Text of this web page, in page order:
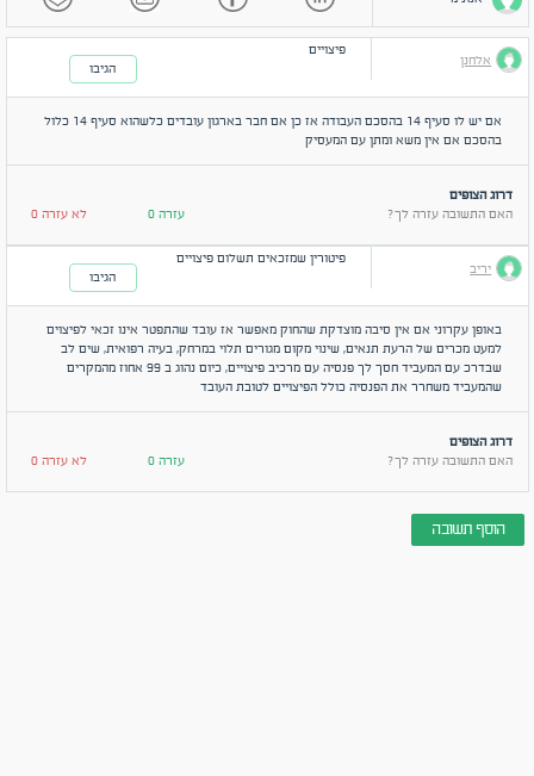
אלחנן
פיצויים
הגיבו
אם יש לו סעיף 14 בהסכם העבודה אז כן אם חבר בארגון עובדים כלשהוא סעיף 14 כלול
בהסכם אם אין משא ומתן עם המעסיק
דרוג הצופים
האם התשובה עזרה לך?
עזרה 0 לא עזרה 0
יריב
פיטורין שמזכאים תשלום פיצויים
הגיבו
באופן עקרוני אם אין סיבה מוצדקת שהחוק מאפשר אז עובד שהתפטר אינו זכאי לפיצוים
למעט מכרים של הרעת תנאים, שינוי מקום מגורים תלוי במרחק, בעיה רפואית, שים לב
שבדרכ עם המעביד חסך לך פנסיה עם מרכיב פיצויים, כיום נהוג ב 99 אחוז מהמקרים
שהמעביד משחרר את הפנסיה כולל הפיצויים לטובת העובד
דרוג הצופים
האם התשובה עזרה לך?
עזרה 0 לא עזרה 0
הוסף תשובה